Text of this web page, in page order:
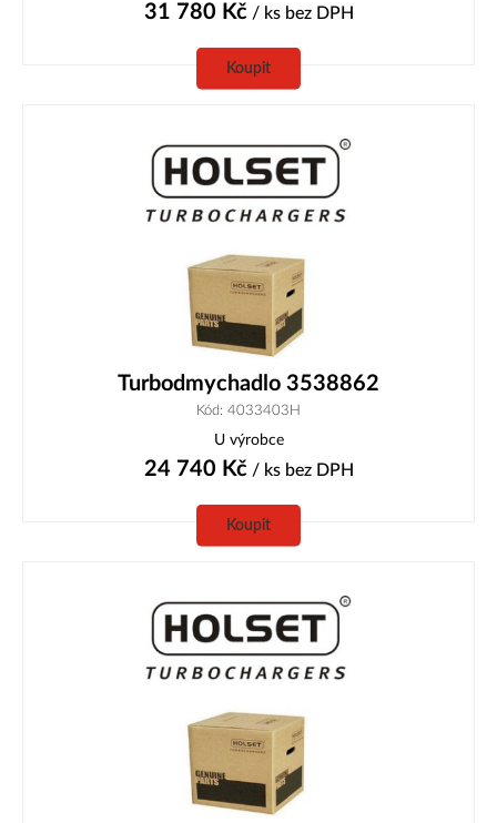
31 780 Kč/ ks bez DPH
Koupit
Turbodmychadlo 3538862
Kód: 4033403H
U výrobce
24 740 Kč/ ks bez DPH
Koupit